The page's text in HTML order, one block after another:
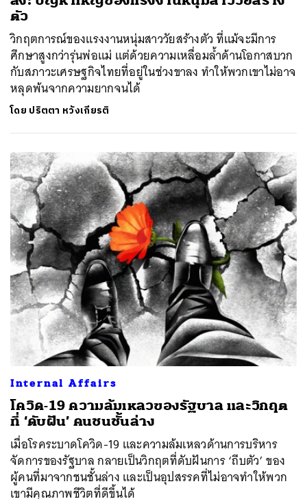
ตัว
วิกฤตการณ์ของแรงงานหนุ่มสาววัยสร้างตัว ที่แม้จะมีการ
ศึกษาสูงกว่ารุ่นพ่อแม่ แต่ด้วยความเหลื่อมล้ำด้านโอกาสบวก
กับสภาวะเศรษฐกิจไทยที่อยู่ในช่วงขาลง ทำให้พวกเขาไม่อาจ
หลุดพ้นจากความยากจนได้
โดย ปริตตา หวังเกียรติ
Internal Affairs
โควิด-19 ความล้มเหลวของรัฐบาล และวิกฤต
ที่ ‘ดับฝัน’ คนชนชั้นล่าง
เมื่อโรคระบาดโควิด-19 และความล้มเหลวด้านการบริหาร
จัดการของรัฐบาล กลายเป็นวิกฤตที่ดับฝันการ ‘ถีบตัว’ ของ
ผู้คนที่มาจากชนชั้นล่าง และเป็นอุปสรรคที่ไม่อาจทำให้พวก
เขามีคุณภาพชีวิตที่ดีขึ้นได้
SHARE TWEET LINE EMAIL